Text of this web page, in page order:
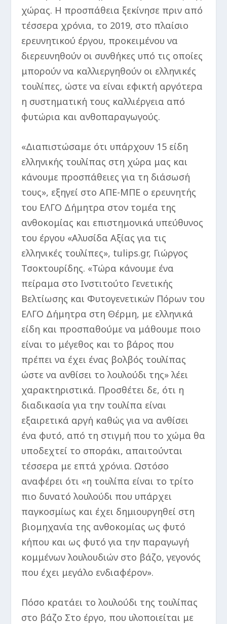
χώρας. Η προσπάθεια ξεκίνησε πριν από
τέσσερα χρόνια, το 2019, στο πλαίσιο
ερευνητικού έργου, προκειμένου να
διερευνηθούν οι συνθήκες υπό τις οποίες
μπορούν να καλλιεργηθούν οι ελληνικές
τουλίπες, ώστε να είναι εφικτή αργότερα
η συστηματική τους καλλιέργεια από
φυτώρια και ανθοπαραγωγούς.
«Διαπιστώσαμε ότι υπάρχουν 15 είδη
ελληνικής τουλίπας στη χώρα μας και
κάνουμε προσπάθειες για τη διάσωσή
τους», εξηγεί στο ΑΠΕ-ΜΠΕ ο ερευνητής
του ΕΛΓΟ Δήμητρα στον τομέα της
ανθοκομίας και επιστημονικά υπεύθυνος
του έργου «Αλυσίδα Αξίας για τις
ελληνικές τουλίπες», tulips.gr, Γιώργος
Τσοκτουρίδης. «Τώρα κάνουμε ένα
πείραμα στο Ινστιτούτο Γενετικής
Βελτίωσης και Φυτογενετικών Πόρων του
ΕΛΓΟ Δήμητρα στη Θέρμη, με ελληνικά
είδη και προσπαθούμε να μάθουμε ποιο
είναι το μέγεθος και το βάρος που
πρέπει να έχει ένας βολβός τουλίπας
ώστε να ανθίσει το λουλούδι της» λέει
χαρακτηριστικά. Προσθέτει δε, ότι η
διαδικασία για την τουλίπα είναι
εξαιρετικά αργή καθώς για να ανθίσει
ένα φυτό, από τη στιγμή που το χώμα θα
υποδεχτεί το σποράκι, απαιτούνται
τέσσερα με επτά χρόνια. Ωστόσο
αναφέρει ότι «η τουλίπα είναι το τρίτο
πιο δυνατό λουλούδι που υπάρχει
παγκοσμίως και έχει δημιουργηθεί στη
βιομηχανία της ανθοκομίας ως φυτό
κήπου και ως φυτό για την παραγωγή
κομμένων λουλουδιών στο βάζο, γεγονός
που έχει μεγάλο ενδιαφέρον».
Πόσο κρατάει το λουλούδι της τουλίπας
στο βάζο Στο έργο, που υλοποιείται με